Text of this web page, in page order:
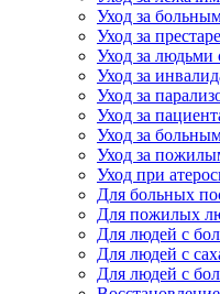
Уход за
Уход за
Уход за людьми
Уход за
Уход за
Уход за
Уход за
Уход за
Уход при
Для больных
Для пожилых
Для людей с
Для людей с
Для людей с